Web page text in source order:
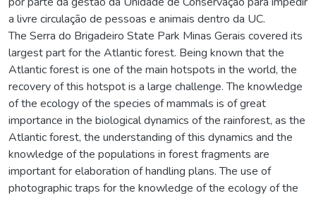
a livre circulação de pessoas e animais dentro da UC.
The Serra do Brigadeiro State Park Minas Gerais covered its
largest part for the Atlantic forest. Being known that the
Atlantic forest is one of the main hotspots in the world, the
recovery of this hotspot is a large challenge. The knowledge
of the ecology of the species of mammals is of great
importance in the biological dynamics of the rainforest, as the
Atlantic forest, the understanding of this dynamics and the
knowledge of the populations in forest fragments are
important for elaboration of handling plans. The use of
photographic traps for the knowledge of the ecology of the